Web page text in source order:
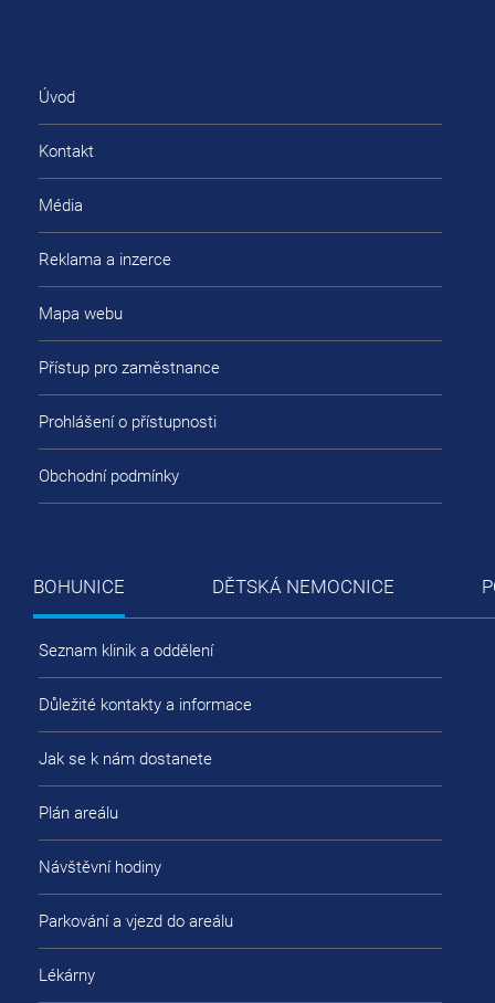
Úvod
Kontakt
Média
Reklama a inzerce
Mapa webu
Přístup pro zaměstnance
Prohlášení o přístupnosti
Obchodní podmínky
BOHUNICE DĚTSKÁ NEMOCNICE
Seznam klinik a oddělení
Důležité kontakty a informace
Jak se k nám dostanete
Plán areálu
Návštěvní hodiny
Parkování a vjezd do areálu
Lékárny